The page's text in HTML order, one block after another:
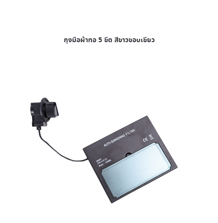
ถุงมือผ้าทอ 5 ขีด สีขาวขอบเขียว